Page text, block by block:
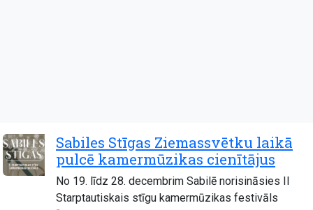
Sabiles Stīgas Ziemassvētku laikā
pulcē kamermūzikas cienītājus
No 19. līdz 28. decembrim Sabilē norisināsies II
Starptautiskais stīgu kamermūzikas festivāls